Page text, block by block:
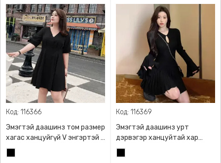
Код: 116366
Эмэгтэй даашинз том размер
хагас ханцуйгүй V энгэртэй 2
товчтой
Код: 116369
Эмэгтэй даашинз урт
дэрвэгэр ханцуйтай хар
плаж,нэхмэл материалтай,
Загварлаг хийцтэй